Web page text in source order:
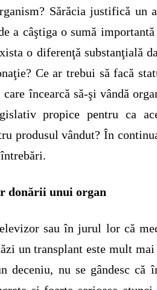
Sărăcia justifică un
a câştiga o sumă importantă
o diferenţă substanţială
Ce ar trebui să facă
încearcă să-şi vândă
propice pentru ca
produsul vândut? În
donării unui organ
sau în jurul lor că
un transplant este mult
deceniu, nu se gândesc că